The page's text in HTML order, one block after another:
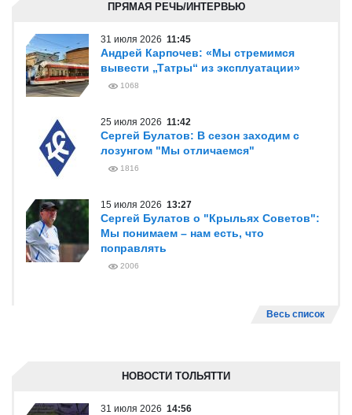
ПРЯМАЯ РЕЧЬ/ИНТЕРВЬЮ
31 июля 2026 11:45
Андрей Карпочев: «Мы стремимся
вывести „Татры“ из эксплуатации»
1068
25 июля 2026 11:42
Сергей Булатов: В сезон заходим с
лозунгом "Мы отличаемся"
1816
15 июля 2026 13:27
Сергей Булатов о "Крыльях Советов":
Мы понимаем – нам есть, что
поправлять
2006
Весь список
НОВОСТИ ТОЛЬЯТТИ
31 июля 2026 14:56